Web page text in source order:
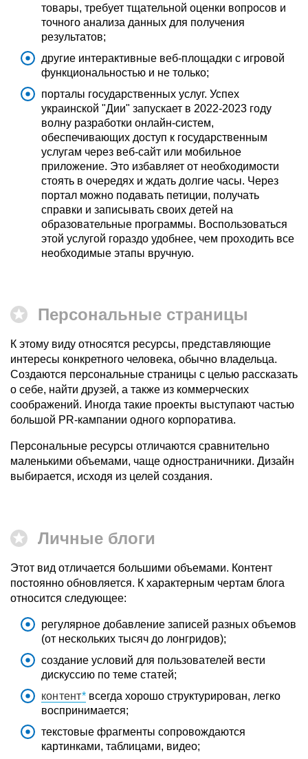
товары, требует тщательной оценки вопросов и
точного анализа данных для получения
результатов;
другие интерактивные веб-площадки с игровой
функциональностью и не только;
порталы государственных услуг. Успех
украинской "Дии" запускает в 2022-2023 году
волну разработки онлайн-систем,
обеспечивающих доступ к государственным
услугам через веб-сайт или мобильное
приложение. Это избавляет от необходимости
стоять в очередях и ждать долгие часы. Через
портал можно подавать петиции, получать
справки и записывать своих детей на
образовательные программы. Воспользоваться
этой услугой гораздо удобнее, чем проходить все
необходимые этапы вручную.
Персональные страницы
К этому виду относятся ресурсы, представляющие
интересы конкретного человека, обычно владельца.
Создаются персональные страницы с целью рассказать
о себе, найти друзей, а также из коммерческих
соображений. Иногда такие проекты выступают частью
большой PR-кампании одного корпоратива.
Персональные ресурсы отличаются сравнительно
маленькими объемами, чаще одностраничники. Дизайн
выбирается, исходя из целей создания.
Личные блоги
Этот вид отличается большими объемами. Контент
постоянно обновляется. К характерным чертам блога
относится следующее:
регулярное добавление записей разных объемов
(от нескольких тысяч до лонгридов);
создание условий для пользователей вести
дискуссию по теме статей;
контент всегда хорошо структурирован, легко
воспринимается;
текстовые фрагменты сопровождаются
картинками, таблицами, видео;